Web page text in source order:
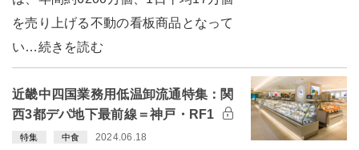
を売り上げる不動の看板商品となって
い…続きを読む
近畿中四国業務用低温卸流通特集：関
西3都デパ地下最前線＝神戸・RF1
特集 中食 2024.06.18